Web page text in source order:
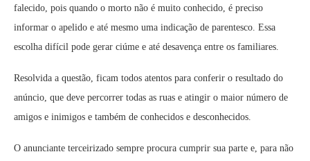
falecido, pois quando o morto não é muito conhecido, é preciso
informar o apelido e até mesmo uma indicação de parentesco. Essa
escolha difícil pode gerar ciúme e até desavença entre os familiares.
Resolvida a questão, ficam todos atentos para conferir o resultado do
anúncio, que deve percorrer todas as ruas e atingir o maior número de
amigos e inimigos e também de conhecidos e desconhecidos.
O anunciante terceirizado sempre procura cumprir sua parte e, para não